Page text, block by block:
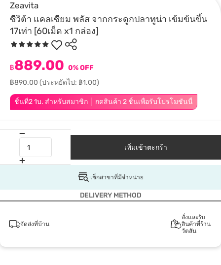
Zeavita
ซีวิต้า แคลเซียม พลัส จากกระดูกปลาทูน่า เข้มข้นขึ้น
17เท่า [60เม็ด x1 กล่อง]
ชิ้นที่2 1บ. สำหรับสมาชิก │ กดสินค้า 2 ชิ้นเพื่อรับโปรโมชันนี้
฿889.00 0% OFF
฿890.00(ประหยัดไป: ฿1.00)
เพิ่มเข้าตะกร้า
เช็กสาขาที่มีจำหน่าย
DELIVERY METHOD
จัดส่งที่บ้าน
สั่งและรับ
สินค้าที่ร้าน
วัตสัน